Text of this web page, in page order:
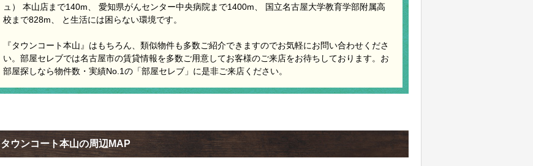
ュ） 本山店まで140m、 愛知県がんセンター中央病院まで1400m、 国立名古屋大学教育学部附属高
校まで828m、 と生活には困らない環境です。
『タウンコート本山』はもちろん、類似物件も多数ご紹介できますのでお気軽にお問い合わせくださ
い。部屋セレブでは名古屋市の賃貸情報を多数ご用意してお客様のご来店をお待ちしております。お
部屋探しなら物件数・実績No.1の「部屋セレブ」に是非ご来店ください。
タウンコート本山の周辺MAP